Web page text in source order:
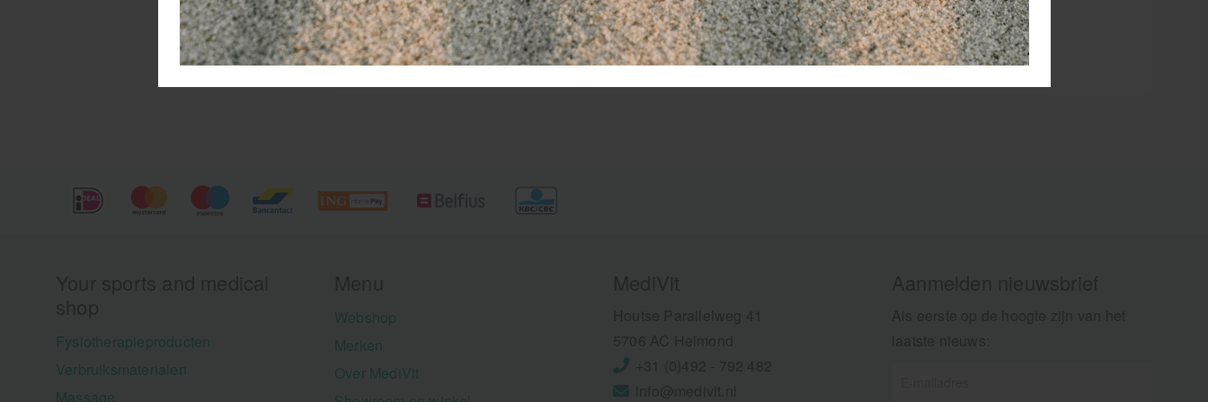
nagelheffer noemt men ook wel
een palpator.
Fysiotherapieproducten
Verbruiksmaterialen
Massage
Webshop
Merken
Over MediVit